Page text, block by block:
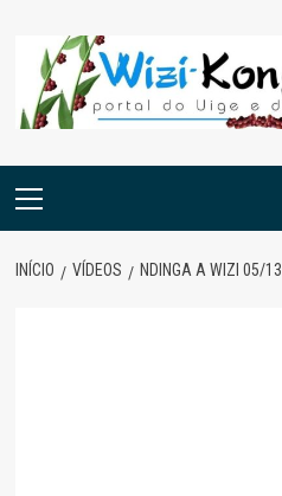
content
Menu
INÍCIO VÍDEOS NDINGA A WIZI 05/13